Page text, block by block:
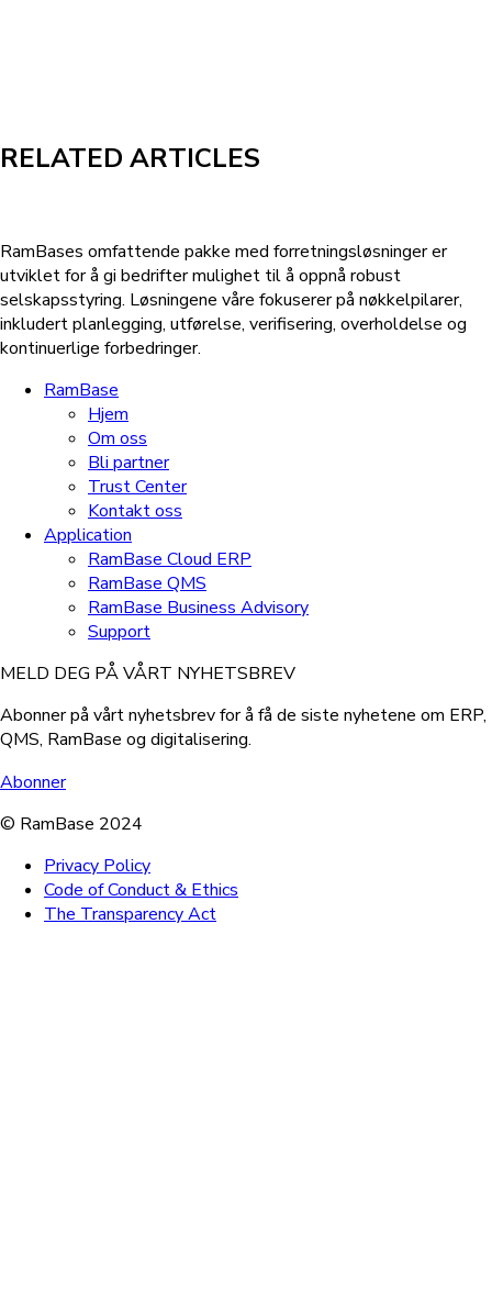
RELATED ARTICLES
RamBases omfattende pakke med forretningsløsninger er
utviklet for å gi bedrifter mulighet til å oppnå robust
selskapsstyring. Løsningene våre fokuserer på nøkkelpilarer,
inkludert planlegging, utførelse, verifisering, overholdelse og
kontinuerlige forbedringer.
RamBase
Hjem
Om oss
Bli partner
Trust Center
Kontakt oss
Application
RamBase Cloud ERP
RamBase QMS
RamBase Business Advisory
Support
MELD DEG PÅ VÅRT NYHETSBREV
Abonner på vårt nyhetsbrev for å få de siste nyhetene om ERP,
QMS, RamBase og digitalisering.
Abonner
© RamBase 2024
Privacy Policy
Code of Conduct & Ethics
The Transparency Act